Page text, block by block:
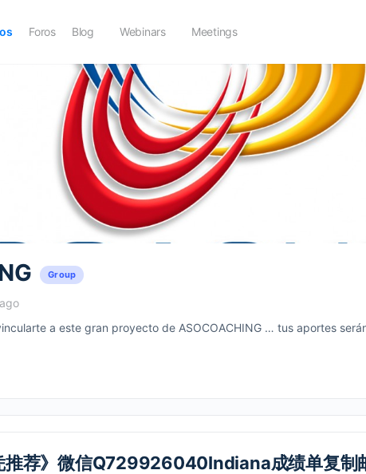
Foros Blog Webinars Meetings
Group
a este gran proyecto de ASOCOACHING … tus aportes
推荐》微信Q729926040Indiana成绩单复制